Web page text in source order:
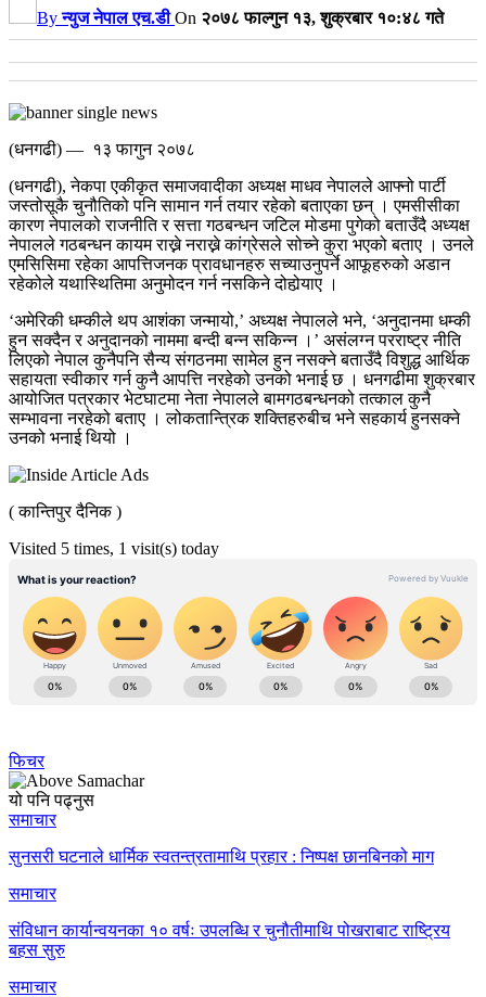
Byन्युज नेपाल एच.डी On २०७८ फाल्गुन १३, शुक्रबार १०:४८ गते
(धनगढी) — १३ फागुन २०७८
(धनगढी), नेकपा एकीकृत समाजवादीका अध्यक्ष माधव नेपालले आफ्नो पार्टी
जस्तोसूकै चुनौतिको पनि सामान गर्न तयार रहेको बताएका छन् । एमसीसीका
कारण नेपालको राजनीति र सत्ता गठबन्धन जटिल मोडमा पुगेको बताउँदै अध्यक्ष
नेपालले गठबन्धन कायम राख्ने नराख्ने कांग्रेसले सोच्ने कुरा भएको बताए ।उनले
एमसिसिमा रहेका आपत्तिजनक प्रावधानहरु सच्याउनुपर्ने आफूहरुको अडान
रहेकोले यथास्थितिमा अनुमोदन गर्न नसकिने दोहोर्‍याए ।
‘अमेरिकी धम्कीले थप आशंका जन्मायो,’ अध्यक्ष नेपालले भने, ‘अनुदानमा धम्की
हुन सक्दैन र अनुदानको नाममा बन्दी बन्न सकिन्न ।’ असंलग्न परराष्ट्र नीति
लिएको नेपाल कुनैपनि सैन्य संगठनमा सामेल हुन नसक्ने बताउँदै विशुद्ध आर्थिक
सहायता स्वीकार गर्न कुनै आपत्ति नरहेको उनको भनाई छ । धनगढीमा शुक्रबार
आयोजित पत्रकार भेटघाटमा नेता नेपालले बामगठबन्धनको तत्काल कुनै
सम्भावना नरहेको बताए । लोकतान्त्रिक शक्तिहरुबीच भने सहकार्य हुनसक्ने
उनको भनाई थियो ।
( कान्तिपुर दैनिक )
Visited 5 times, 1 visit(s) today
फिचर
यो पनि पढ्नुस
समाचार
सुनसरी घटनाले धार्मिक स्वतन्त्रतामाथि प्रहार : निष्पक्ष छानबिनको माग
समाचार
संविधान कार्यान्वयनका १० वर्षः उपलब्धि र चुनौतीमाथि पोखराबाट राष्ट्रिय
बहस सुरु
समाचार